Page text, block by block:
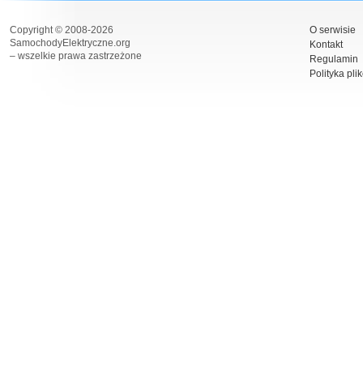
Copyright © 2008-2026
SamochodyElektryczne.org
– wszelkie prawa zastrzeżone
O serwisie
Kontakt
Regulamin
Polityka